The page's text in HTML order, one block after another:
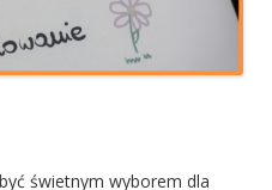
świetnym wyborem dla